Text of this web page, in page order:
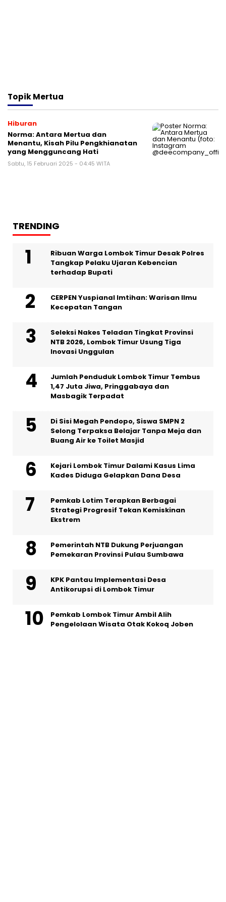
TopikMertua
Hiburan
Norma: Antara Mertua dan
Menantu, Kisah Pilu Pengkhianatan
yang Mengguncang Hati
Sabtu, 15 Februari 2025 - 04:45 WITA
TRENDING
Ribuan Warga Lombok Timur Desak Polres
Tangkap Pelaku Ujaran Kebencian
terhadap Bupati
CERPEN Yuspianal Imtihan: Warisan Ilmu
Kecepatan Tangan
Seleksi Nakes Teladan Tingkat Provinsi
NTB 2026, Lombok Timur Usung Tiga
Inovasi Unggulan
Jumlah Penduduk Lombok Timur Tembus
1,47 Juta Jiwa, Pringgabaya dan
Masbagik Terpadat
Di Sisi Megah Pendopo, Siswa SMPN 2
Selong Terpaksa Belajar Tanpa Meja dan
Buang Air ke Toilet Masjid
Kejari Lombok Timur Dalami Kasus Lima
Kades Diduga Gelapkan Dana Desa
Pemkab Lotim Terapkan Berbagai
Strategi Progresif Tekan Kemiskinan
Ekstrem
Pemerintah NTB Dukung Perjuangan
Pemekaran Provinsi Pulau Sumbawa
KPK Pantau Implementasi Desa
Antikorupsi di Lombok Timur
Pemkab Lombok Timur Ambil Alih
Pengelolaan Wisata Otak Kokoq Joben